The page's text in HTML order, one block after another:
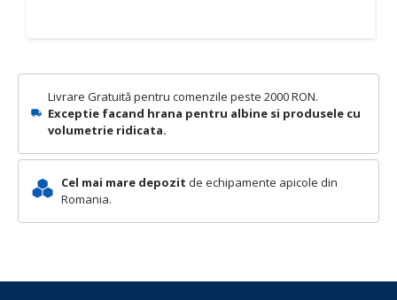
Livrare Gratuită pentru comenzile peste 2000 RON.
Exceptie facand hrana pentru albine si produsele cu
volumetrie ridicata.
Cel mai mare depozit de echipamente apicole din
Romania.